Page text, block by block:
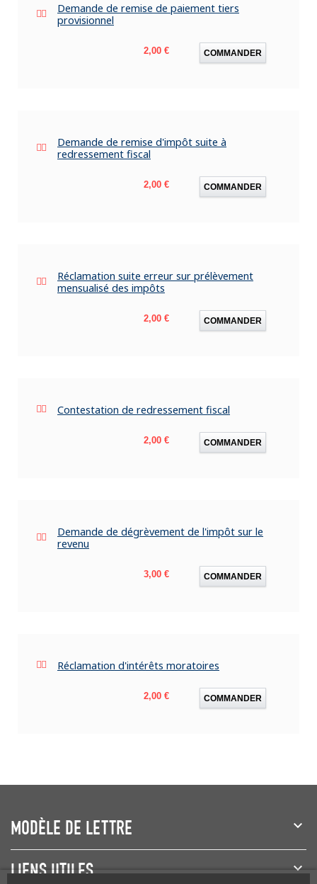
Demande de remise de paiement tiers
provisionnel
Prix
2,00 € COMMANDER
Demande de remise d'impôt suite à
redressement fiscal
Prix
2,00 € COMMANDER
Réclamation suite erreur sur prélèvement
mensualisé des impôts
Prix
2,00 € COMMANDER
Contestation de redressement fiscal
Prix
2,00 € COMMANDER
Demande de dégrèvement de l'impôt sur le
revenu
Prix
3,00 € COMMANDER
Réclamation d'intérêts moratoires
Prix
2,00 € COMMANDER
MODÈLE DE LETTRE
LIENS UTILES